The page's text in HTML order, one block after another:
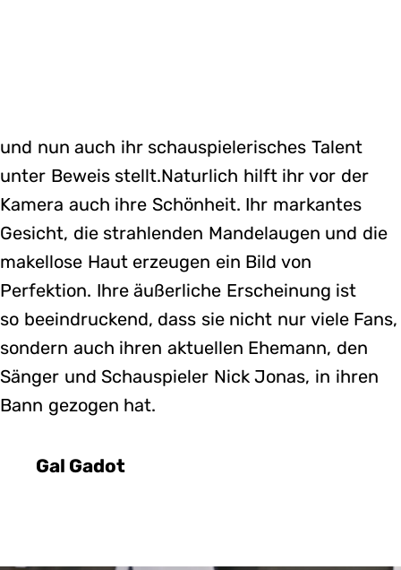
und nun auch ihr schauspielerisches Talent
unter Beweis stellt.Naturlich hilft ihr vor der
Kamera auch ihre Schönheit. Ihr markantes
Gesicht, die strahlenden Mandelaugen und die
makellose Haut erzeugen ein Bild von
Perfektion. Ihre äußerliche Erscheinung ist
so beeindruckend, dass sie nicht nur viele Fans,
sondern auch ihren aktuellen Ehemann, den
Sänger und Schauspieler Nick Jonas, in ihren
Bann gezogen hat.
Gal Gadot